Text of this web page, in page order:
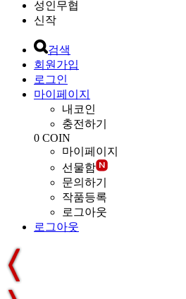
성인무협
신작
검색
회원가입
로그인
마이페이지
내코인
충전하기
0 COIN
마이페이지
선물함
문의하기
작품등록
로그아웃
로그아웃